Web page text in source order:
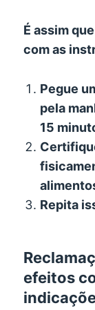
É assim
com as
Pegue
pela
15
Repita
efeitos